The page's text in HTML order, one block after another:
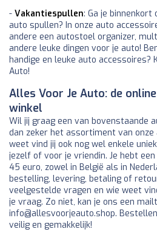
- Vakantiespullen: Ga je binnenkort
auto spullen? In onze auto
andere een autostoel organizer,
andere leuke dingen voor je auto!
handige en leuke auto accessoires?
Auto!
Alles Voor Je Auto: de
winkel
Wil jij graag een van bovenstaande
dan zeker het assortiment van onze
weet vind jij ook nog wel enkele
jezelf of voor je vriendin. Je hebt
45 euro, zowel in België als in
bestelling, levering, betaling of
veelgestelde vragen en wie weet
je vraag. Zo niet, kan je ons een
info@allesvoorjeauto.shop.
veilig en gemakkelijk!